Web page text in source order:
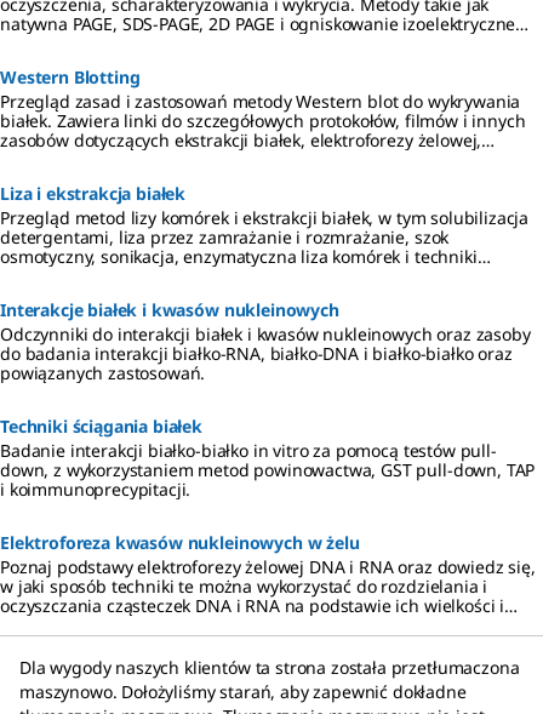
natywna PAGE, SDS-PAGE, 2D PAGE i ogniskowanie izoelektryczne
Western Blotting
Przegląd zasad i zastosowań metody Western blot do wykrywania
białek. Zawiera linki do szczegółowych protokołów, filmów i innych
zasobów dotyczących ekstrakcji białek, elektroforezy żelowej,
metod wykrywania.
Liza i ekstrakcja białek
Przegląd metod lizy komórek i ekstrakcji białek, w tym solubilizacja
detergentami, liza przez zamrażanie i rozmrażanie, szok
osmotyczny, sonikacja, enzymatyczna liza komórek i techniki
Interakcje białek i kwasów nukleinowych
Odczynniki do interakcji białek i kwasów nukleinowych oraz zasoby
do badania interakcji białko-RNA, białko-DNA i białko-białko oraz
powiązanych zastosowań.
Techniki ściągania białek
Badanie interakcji białko-białko in vitro za pomocą testów pull-
down, z wykorzystaniem metod powinowactwa, GST pull-down, TAP
i koimmunoprecypitacji.
Elektroforeza kwasów nukleinowych w żelu
Poznaj podstawy elektroforezy żelowej DNA i RNA oraz dowiedz się,
w jaki sposób techniki te można wykorzystać do rozdzielania i
oczyszczania cząsteczek DNA i RNA na podstawie ich wielkości i
Dla wygody naszych klientów ta strona została przetłumaczona
maszynowo. Dołożyliśmy starań, aby zapewnić dokładne